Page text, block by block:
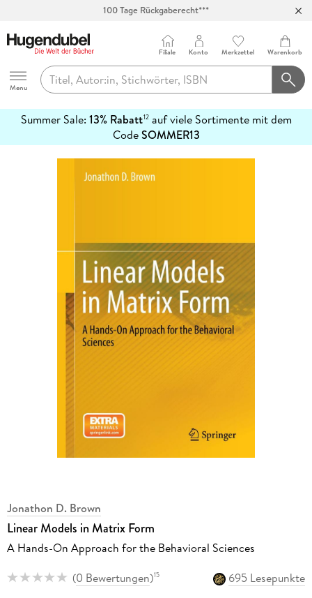
Hugendubel
Menu
Filiale Konto Merkzettel Warenkorb
Summer Sale: 13% Rabatt12auf viele Sortimente mit dem
CodeSOMMER13
erfahren
Jonathon D. Brown
Linear Models in Matrix Form
A Hands-On Approach for the Behavioral Sciences
(0 Bewertungen)15
695 Lesepunkte